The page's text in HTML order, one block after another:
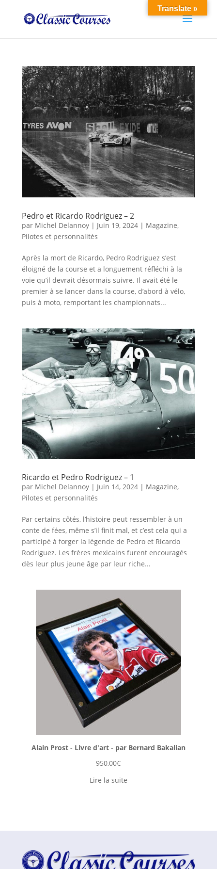
Pedro et Ricardo Rodriguez – 2
par Michel Delannoy| Juin 19, 2024| Magazine,
Pilotes et personnalités
Après la mort de Ricardo, Pedro Rodriguez s’est
éloigné de la course et a longuement réfléchi à la
voie qu’il devrait désormais suivre. Il avait été le
premier à se lancer dans la course, d’abord à vélo,
puis à moto, remportant les championnats...
Ricardo et Pedro Rodriguez – 1
par Michel Delannoy| Juin 14, 2024| Magazine,
Pilotes et personnalités
Par certains côtés, l’histoire peut ressembler à un
conte de fées, même s’il finit mal, et c’est cela qui a
participé à forger la légende de Pedro et Ricardo
Rodriguez. Les frères mexicains furent encouragés
dès leur plus jeune âge par leur riche...
Alain Prost - Livre d'art - par Bernard Bakalian
950,00€
Lire la suite
Translate »